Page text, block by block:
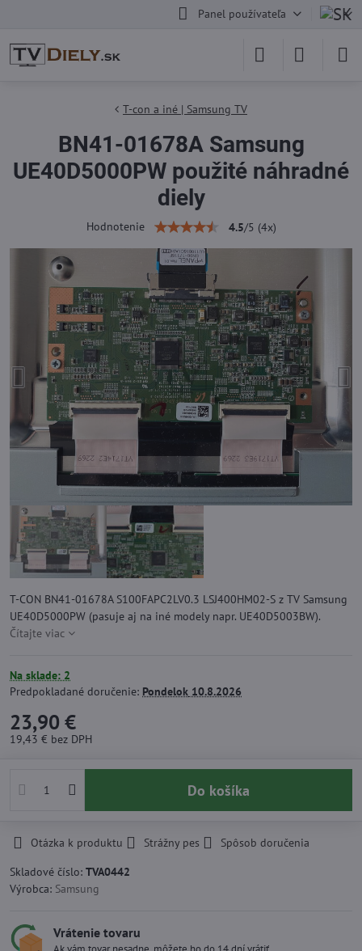
Panel používateľa
T-con a iné | Samsung TV
BN41-01678A Samsung
UE40D5000PW použité náhradné
diely
Hodnotenie 4.5/5 (4x)
T-CON BN41-01678A S100FAPC2LV0.3 LSJ400HM02-S z TV Samsung
UE40D5000PW (pasuje aj na iné modely napr. UE40D5003BW).
Čítajte viac
Na sklade: 2
Predpokladané doručenie: Pondelok 10.8.2026
23,90 €
19,43 € bez DPH
Do košíka
Otázka k produktu Strážny pes
Spôsob doručenia
Skladové číslo: TVA0442
Výrobca: Samsung
Vrátenie tovaru